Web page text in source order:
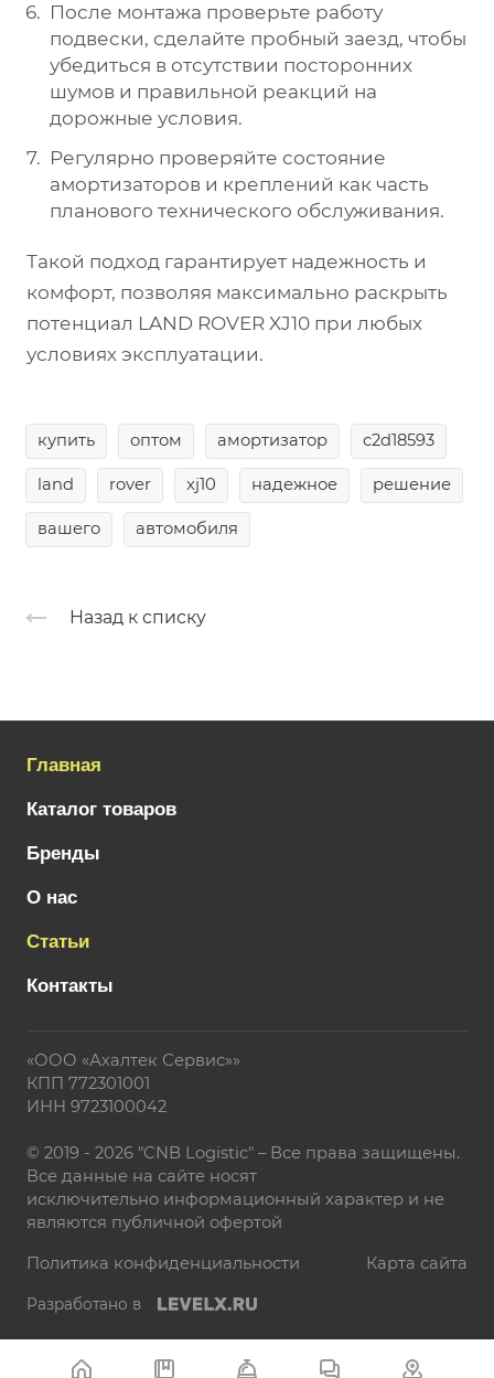
После монтажа проверьте работу
подвески, сделайте пробный заезд, чтобы
убедиться в отсутствии посторонних
шумов и правильной реакций на
дорожные условия.
Регулярно проверяйте состояние
амортизаторов и креплений как часть
планового технического обслуживания.
Такой подход гарантирует надежность и
комфорт, позволяя максимально раскрыть
потенциал LAND ROVER XJ10 при любых
условиях эксплуатации.
купить оптом амортизатор c2d18593
land rover xj10 надежное решение
вашего автомобиля
Назад к списку
Главная
Каталог товаров
Бренды
О нас
Статьи
Контакты
«ООО «Ахалтек Сервис»»
КПП 772301001
ИНН 9723100042
© 2019 - 2026 "CNB Logistic" – Все права защищены.
Все данные на сайте носят
исключительно информационный характер и не
являются публичной офертой
Политика конфиденциальности Карта сайта
Разработано в